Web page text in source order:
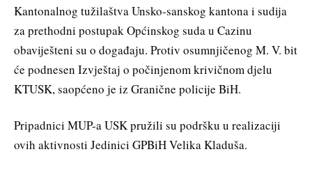
Kantonalnog tužilaštva Unsko-sanskog kantona i sudija
za prethodni postupak Općinskog suda u Cazinu
obaviješteni su o događaju. Protiv osumnjičenog M. V. bit
će podnesen Izvještaj o počinjenom krivičnom djelu
KTUSK, saopćeno je iz Granične policije BiH.
Pripadnici MUP-a USK pružili su podršku u realizaciji
ovih aktivnosti Jedinici GPBiH Velika Kladuša.